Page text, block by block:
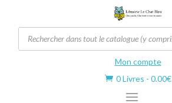
Recherche
de
produits
Mon compte
 0 Livres - 0.00€